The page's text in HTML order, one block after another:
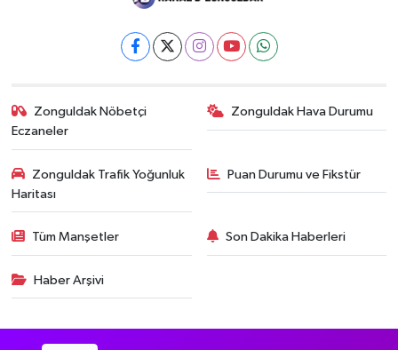
Zonguldak Nöbetçi
Eczaneler
Zonguldak Hava Durumu
Zonguldak Trafik Yoğunluk
Haritası
Puan Durumu ve Fikstür
Tüm Manşetler Son Dakika Haberleri
Haber Arşivi